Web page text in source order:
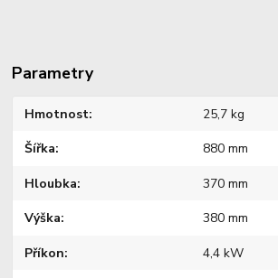
Parametry
Hmotnost 25,7 kg
Šířka 880 mm
Hloubka 370 mm
Výška 380 mm
Příkon 4,4 kW